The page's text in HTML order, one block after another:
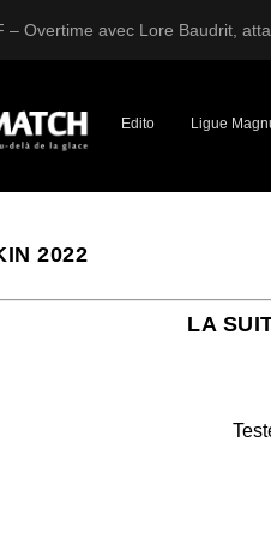
– Overtime avec Lore Baudrit,
Edito Ligue
2022
LA